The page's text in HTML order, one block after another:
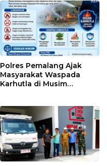
Polres Pemalang Ajak
Masyarakat Waspada
Karhutla di Musim